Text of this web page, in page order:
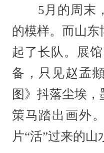
5月的周末，
的模样。而山东
起了长队。展
备，只见赵孟
图》抖落尘埃，
策马踏出画外
片“活”过来的山